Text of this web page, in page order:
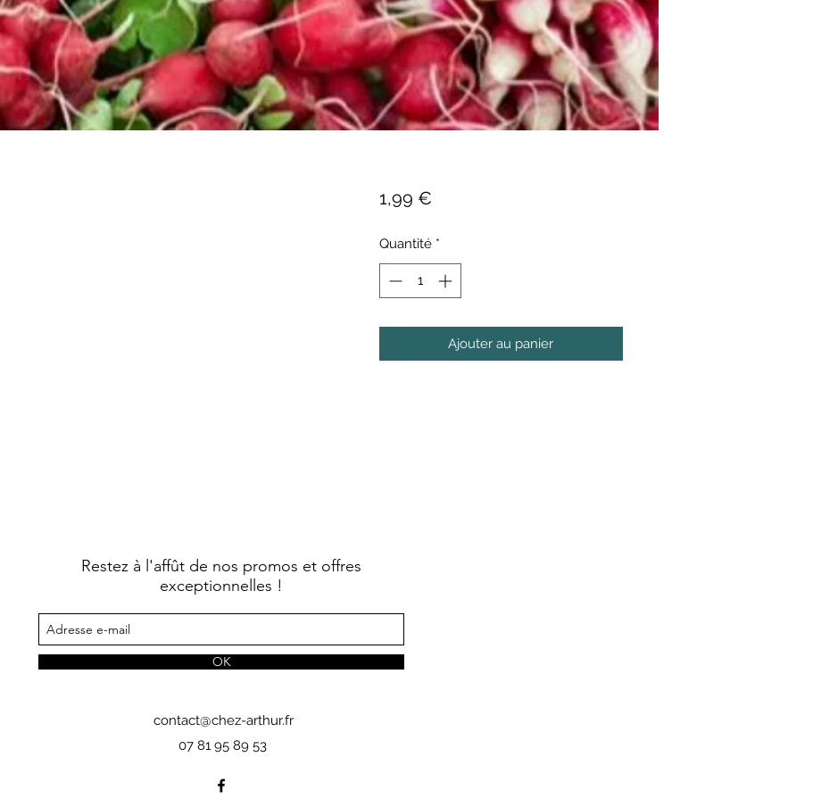
1,99 €Prix
Quantité *
Ajouter au panier
Restez à l'affût de nos promos et offres
exceptionnelles !
OK
contact@chez-arthur.fr
07 81 95 89 53